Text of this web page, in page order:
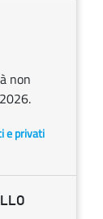
non
e privati